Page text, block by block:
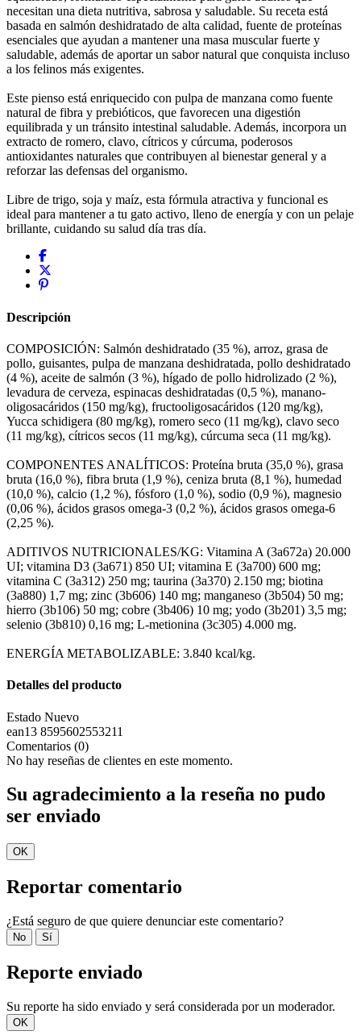
necesitan una dieta nutritiva, sabrosa y saludable. Su receta está
basada en salmón deshidratado de alta calidad, fuente de proteínas
esenciales que ayudan a mantener una masa muscular fuerte y
saludable, además de aportar un sabor natural que conquista incluso
a los felinos más exigentes.
Este pienso está enriquecido con pulpa de manzana como fuente
natural de fibra y prebióticos, que favorecen una digestión
equilibrada y un tránsito intestinal saludable. Además, incorpora un
extracto de romero, clavo, cítricos y cúrcuma, poderosos
antioxidantes naturales que contribuyen al bienestar general y a
reforzar las defensas del organismo.
Libre de trigo, soja y maíz, esta fórmula atractiva y funcional es
ideal para mantener a tu gato activo, lleno de energía y con un pelaje
brillante, cuidando su salud día tras día.
Descripción
COMPOSICIÓN: Salmón deshidratado (35 %), arroz, grasa de
pollo, guisantes, pulpa de manzana deshidratada, pollo deshidratado
(4 %), aceite de salmón (3 %), hígado de pollo hidrolizado (2 %),
levadura de cerveza, espinacas deshidratadas (0,5 %), manano-
oligosacáridos (150 mg/kg), fructooligosacáridos (120 mg/kg),
Yucca schidigera (80 mg/kg), romero seco (11 mg/kg), clavo seco
(11 mg/kg), cítricos secos (11 mg/kg), cúrcuma seca (11 mg/kg).
COMPONENTES ANALÍTICOS: Proteína bruta (35,0 %), grasa
bruta (16,0 %), fibra bruta (1,9 %), ceniza bruta (8,1 %), humedad
(10,0 %), calcio (1,2 %), fósforo (1,0 %), sodio (0,9 %), magnesio
(0,06 %), ácidos grasos omega-3 (0,2 %), ácidos grasos omega-6
(2,25 %).
ADITIVOS NUTRICIONALES/KG: Vitamina A (3a672a) 20.000
UI; vitamina D3 (3a671) 850 UI; vitamina E (3a700) 600 mg;
vitamina C (3a312) 250 mg; taurina (3a370) 2.150 mg; biotina
(3a880) 1,7 mg; zinc (3b606) 140 mg; manganeso (3b504) 50 mg;
hierro (3b106) 50 mg; cobre (3b406) 10 mg; yodo (3b201) 3,5 mg;
selenio (3b810) 0,16 mg; L-metionina (3c305) 4.000 mg.
ENERGÍA METABOLIZABLE: 3.840 kcal/kg.
Detalles del producto
Estado Nuevo
ean13 8595602553211
Comentarios (0)
No hay reseñas de clientes en este momento.
Su agradecimiento a la reseña no pudo
ser enviado
OK
Reportar comentario
¿Está seguro de que quiere denunciar este comentario?
No Sí
Reporte enviado
Su reporte ha sido enviado y será considerada por un moderador.
OK